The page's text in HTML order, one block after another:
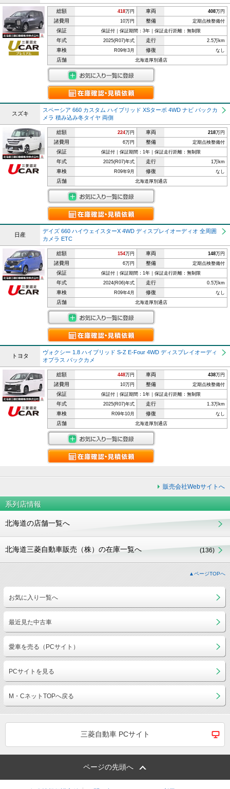
総額 418万円 車両 408万円
諸費用 10万円 整備 定期点検整備付
保証 保証付｜保証期間：3年｜保証走行距離：無制限
年式 2025(R07)年式 走行 2.5万km
車検 R09年3月 修復 なし
店舗 北海道厚別通店
スズキ
スペーシア 660 カスタム ハイブリッド XSターボ 4WD ナビ バックカ
メラ 積み込み冬タイヤ 両側
総額 224万円 車両 218万円
諸費用 6万円 整備 定期点検整備付
保証 保証付｜保証期間：1年｜保証走行距離：無制限
年式 2025(R07)年式 走行 1万km
車検 R09年9月 修復 なし
店舗 北海道厚別通店
日産
デイズ 660 ハイウェイスターX 4WD ディスプレイオーディオ 全周囲
カメラ ETC
総額 154万円 車両 148万円
諸費用 6万円 整備 定期点検整備付
保証 保証付｜保証期間：1年｜保証走行距離：無制限
年式 2024(R06)年式 走行 0.5万km
車検 R09年4月 修復 なし
店舗 北海道厚別通店
トヨタ
ヴォクシー 1.8 ハイブリッド S-Z E-Four 4WD ディスプレイオーディ
オプラス バックカメ
総額 448万円 車両 438万円
諸費用 10万円 整備 定期点検整備付
保証 保証付｜保証期間：1年｜保証走行距離：無制限
年式 2025(R07)年式 走行 1.3万km
車検 R09年10月 修復 なし
店舗 北海道厚別通店
販売会社Webサイトへ
系列店情報
北海道の店舗一覧へ
北海道三菱自動車販売（株）の在庫一覧へ (136)
▲ページTOPへ
お気に入り一覧へ
最近見た中古車
愛車を売る（PCサイト）
PCサイトを見る
M・CネットTOPへ戻る
三菱自動車 PCサイト
ページの先頭へ